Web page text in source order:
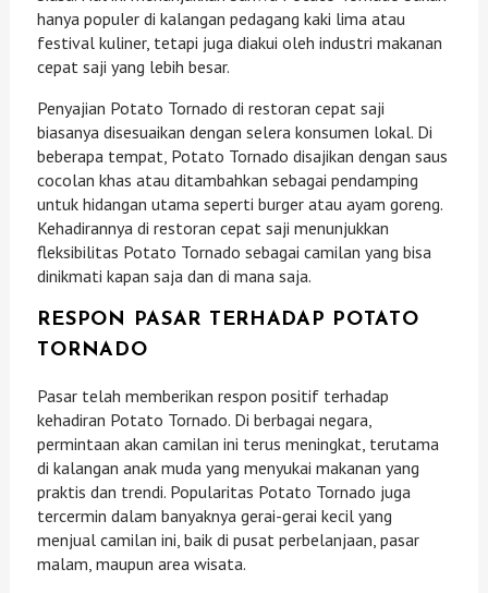
hanya populer di kalangan pedagang kaki lima atau
festival kuliner, tetapi juga diakui oleh industri makanan
cepat saji yang lebih besar.
Penyajian Potato Tornado di restoran cepat saji
biasanya disesuaikan dengan selera konsumen lokal. Di
beberapa tempat, Potato Tornado disajikan dengan saus
cocolan khas atau ditambahkan sebagai pendamping
untuk hidangan utama seperti burger atau ayam goreng.
Kehadirannya di restoran cepat saji menunjukkan
fleksibilitas Potato Tornado sebagai camilan yang bisa
dinikmati kapan saja dan di mana saja.
RESPON PASAR TERHADAP POTATO
TORNADO
Pasar telah memberikan respon positif terhadap
kehadiran Potato Tornado. Di berbagai negara,
permintaan akan camilan ini terus meningkat, terutama
di kalangan anak muda yang menyukai makanan yang
praktis dan trendi. Popularitas Potato Tornado juga
tercermin dalam banyaknya gerai-gerai kecil yang
menjual camilan ini, baik di pusat perbelanjaan, pasar
malam, maupun area wisata.